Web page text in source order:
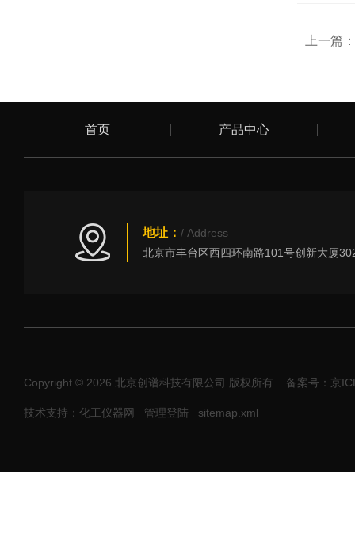
上一篇：
首页 产品中心
地址： / Address
Copyright © 2026 北京创谱科技有限公司 版权所有 备案号：京
技术支持：化工仪器网 管理登陆 sitemap.xml